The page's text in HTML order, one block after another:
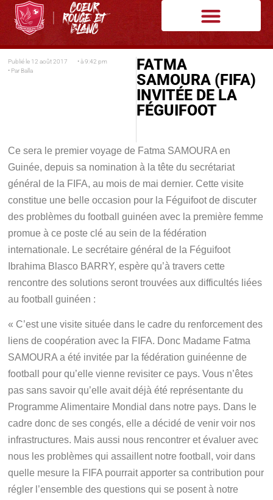
Publié le 12 août 2017 • à 9:42 pm
• Par Balla
FATMA
SAMOURA (FIFA)
INVITÉE DE LA
FÉGUIFOOT
Ce sera le premier voyage de Fatma SAMOURA en
Guinée, depuis sa nomination à la tête du secrétariat
général de la FIFA, au mois de mai dernier. Cette visite
constitue une belle occasion pour la Féguifoot de discuter
des problèmes du football guinéen avec la première femme
promue à ce poste clé au sein de la fédération
internationale. Le secrétaire général de la Féguifoot
Ibrahima Blasco BARRY, espère qu’à travers cette
rencontre des solutions seront trouvées aux difficultés liées
au football guinéen :
« C’est une visite située dans le cadre du renforcement des
liens de coopération avec la FIFA. Donc Madame Fatma
SAMOURA a été invitée par la fédération guinéenne de
football pour qu’elle vienne revisiter ce pays. Vous n’êtes
pas sans savoir qu’elle avait déjà été représentante du
Programme Alimentaire Mondial dans notre pays. Dans le
cadre donc de ses congés, elle a décidé de venir voir nos
infrastructures. Mais aussi nous rencontrer et évaluer avec
nous les problèmes qui assaillent notre football, voir dans
quelle mesure la FIFA pourrait apporter sa contribution pour
régler l’ensemble des questions qui se posent à notre